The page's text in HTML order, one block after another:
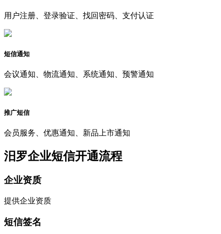
用户注册、登录验证、找回密码、支付认证
短信通知
会议通知、物流通知、系统通知、预警通知
推广短信
会员服务、优惠通知、新品上市通知
汨罗企业短信开通流程
企业资质
提供企业资质
短信签名